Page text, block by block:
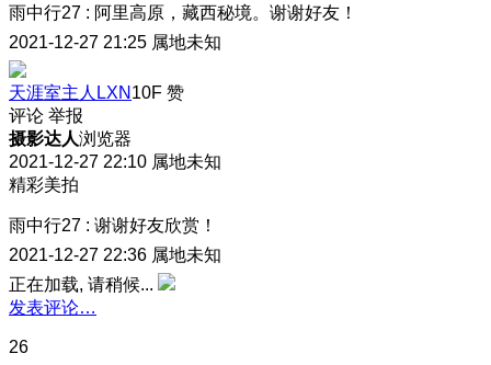
雨中行27 : 阿里高原，藏西秘境。谢谢好友！
2021-12-27 21:25 属地未知
天涯室主人LXN 10F 赞
评论 举报
摄影达人浏览器
2021-12-27 22:10 属地未知
精彩美拍
雨中行27 : 谢谢好友欣赏！
2021-12-27 22:36 属地未知
正在加载, 请稍候...
发表评论…
26